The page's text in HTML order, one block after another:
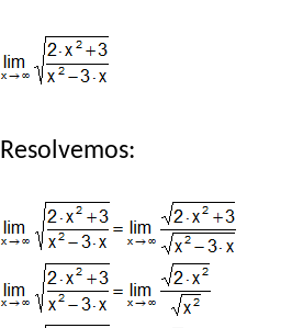
Resolvemos: